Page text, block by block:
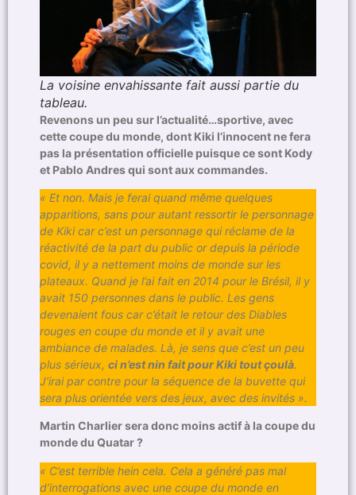
La voisine envahissante fait aussi partie du
tableau.
Revenons un peu sur l’actualité…sportive, avec
cette coupe du monde, dont Kiki l’innocent ne fera
pas la présentation officielle puisque ce sont Kody
et Pablo Andres qui sont aux commandes.
« Et non. Mais je ferai quand même quelques
apparitions, sans pour autant ressortir le personnage
de Kiki car c’est un personnage qui réclame de la
réactivité de la part du public or depuis la période
covid, il y a nettement moins de monde sur les
plateaux. Quand je l’ai fait en 2014 pour le Brésil, il y
avait 150 personnes dans le public. Les gens
devenaient fous car c’était le retour des Diables
rouges en coupe du monde et il y avait une
ambiance de malades. Là, je sens que c’est un peu
plus sérieux, ci n’est nin fait pour Kiki tout çoulà.
J’irai par contre pour la séquence de la buvette qui
sera plus orientée vers des jeux, avec des invités ».
Martin Charlier sera donc moins actif à la coupe du
monde du Quatar ?
« C’est terrible hein cela. Cela a généré pas mal
d’interrogations avec une coupe du monde en